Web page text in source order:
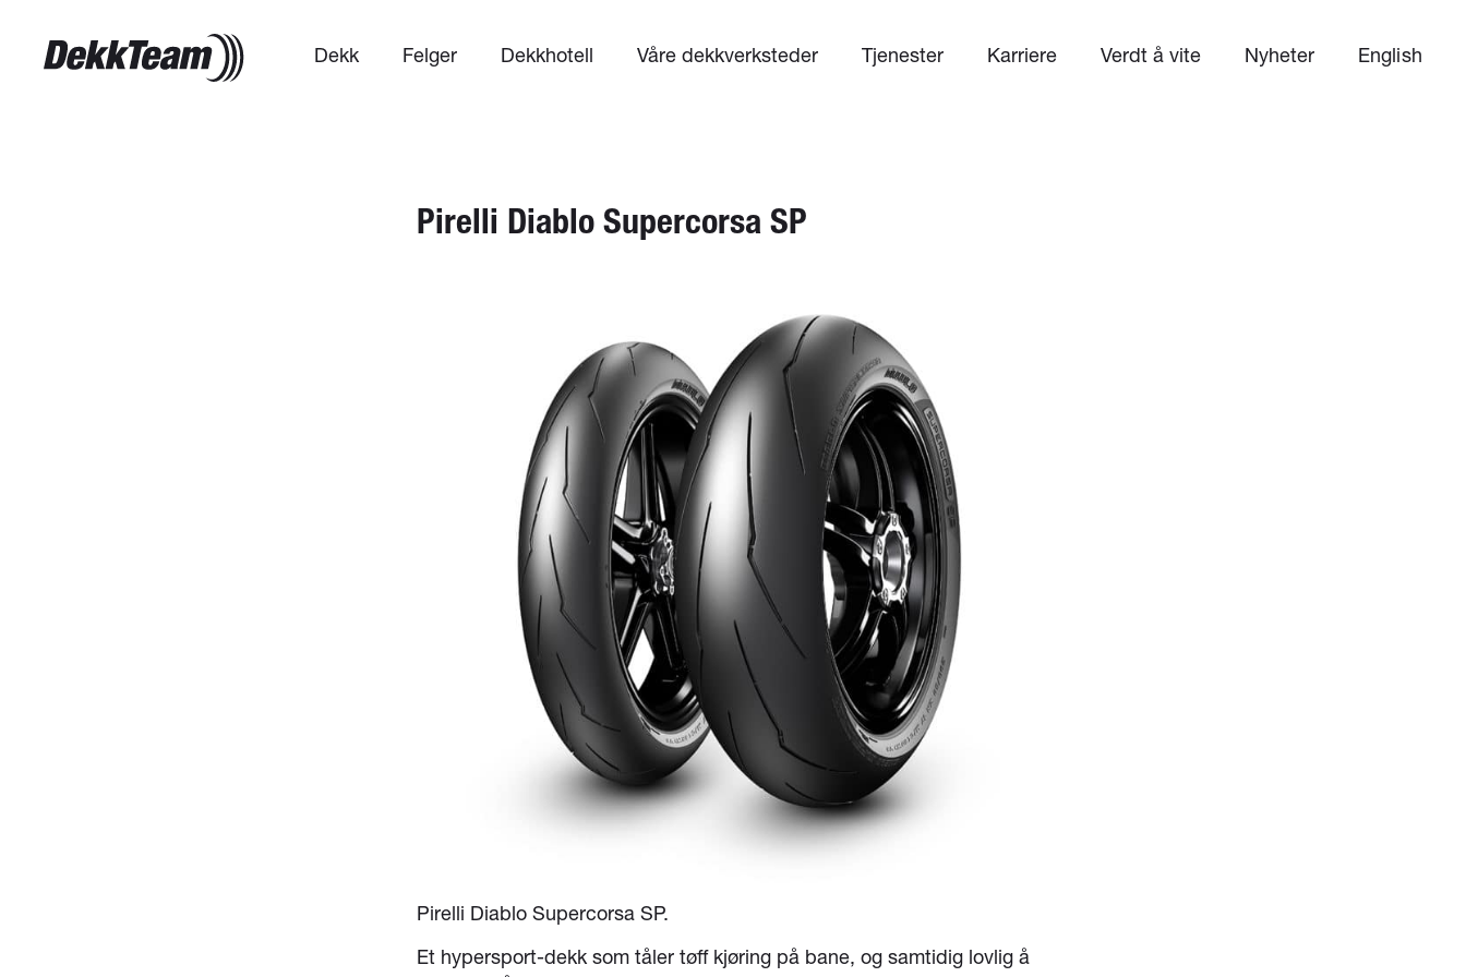
Dekk Felger Dekkhotell Våre dekkverksteder Tjenester Karriere Verdt å vite Nyheter English
Pirelli Diablo Supercorsa SP
Pirelli Diablo Supercorsa SP.
Et hypersport-dekk som tåler tøff kjøring på bane, og samtidig lovlig å